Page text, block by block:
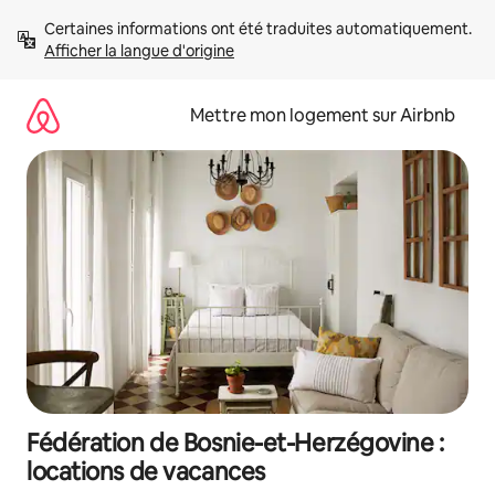
directement
Afficher la langue d'origine
Mettre mon logement sur Airbnb
Fédération de Bosnie-et-Herzégovine :
locations de vacances